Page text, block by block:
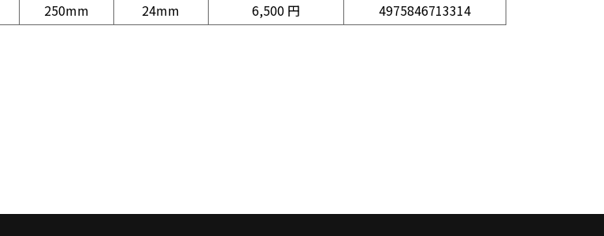
250mm 24mm 6,500 円 4975846713314